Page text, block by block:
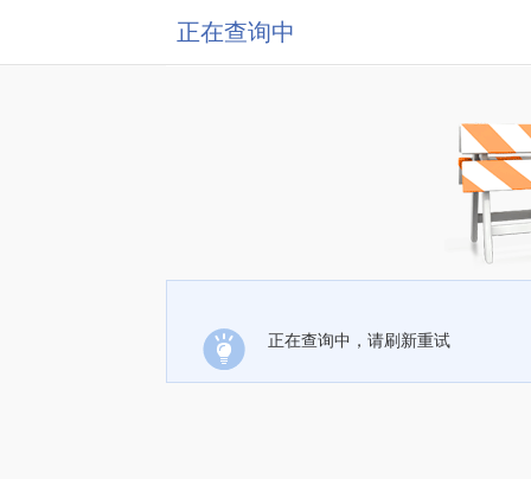
正在查询中
正在查询中，请刷新重试